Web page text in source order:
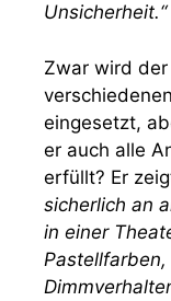
Unsicherheit.“
Zwar wird
eingesetzt,
er auch alle
erfüllt? Er
sicherlich an
in einer